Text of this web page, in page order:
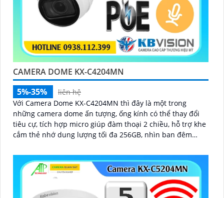
CAMERA DOME KX-C4204MN
5%-35%
liên hệ
Với Camera Dome KX-C4204MN thì đây là một trong
những camera dome ấn tượng, ống kính có thể thay đổi
tiêu cự, tích hợp micro giúp đàm thoại 2 chiều, hỗ trợ khe
cắm thẻ nhớ dung lượng tối đa 256GB, nhìn ban đêm